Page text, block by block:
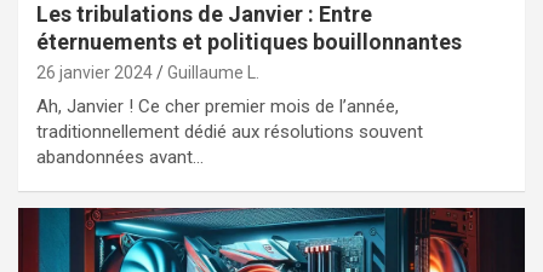
Les tribulations de Janvier : Entre
éternuements et politiques bouillonnantes
26 janvier 2024 Guillaume L.
Ah, Janvier ! Ce cher premier mois de l’année,
traditionnellement dédié aux résolutions souvent
abandonnées avant…